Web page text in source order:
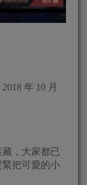
年 10 月
，大家都已
把可愛的小